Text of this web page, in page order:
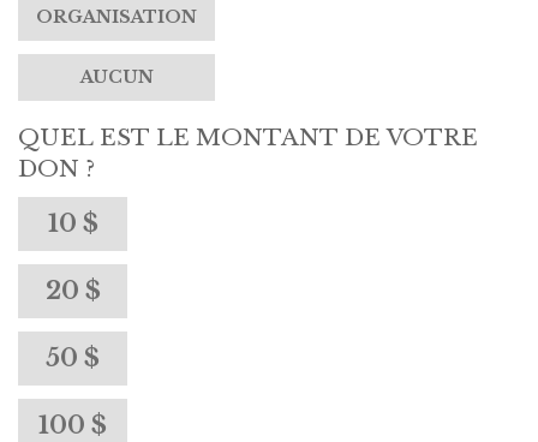
ORGANISATION
AUCUN
QUEL EST LE MONTANT DE VOTRE
DON ?
10 $
20 $
50 $
100 $